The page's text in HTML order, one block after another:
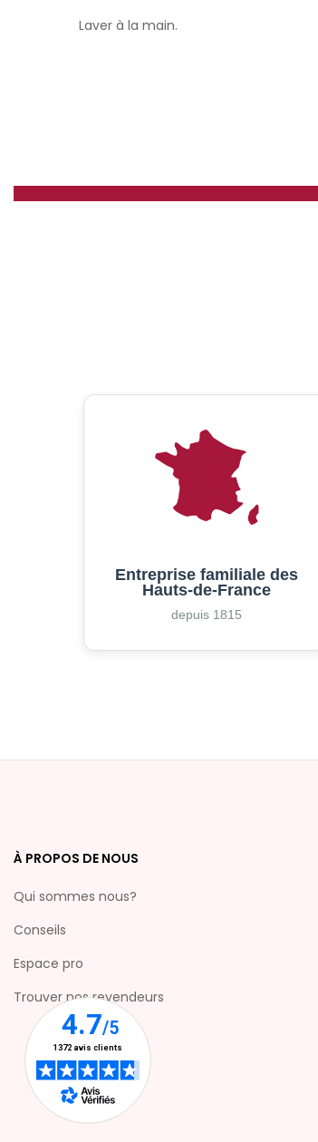
Laver à la main.
Entreprise familiale des
Hauts-de-France
depuis 1815
À PROPOS DE NOUS
Qui sommes nous?
Conseils
Espace pro
Trouver nos revendeurs